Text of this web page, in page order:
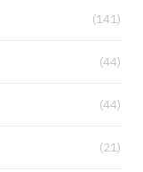
(141)
(44)
(44)
(21)